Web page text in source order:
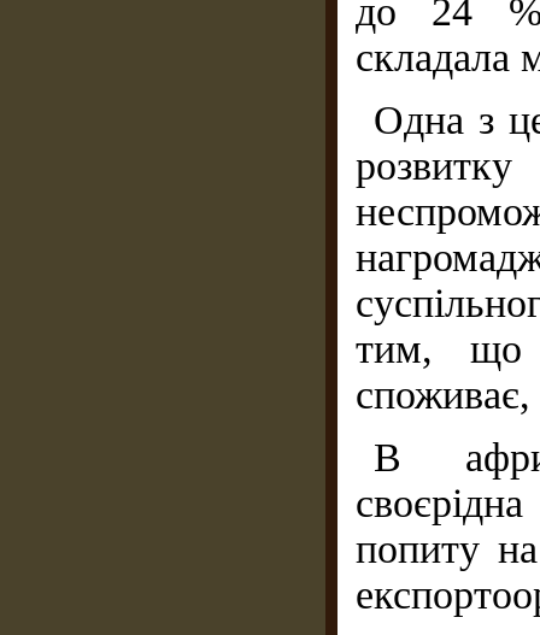
до 24
складала
Одна з
тим, що
В
попиту